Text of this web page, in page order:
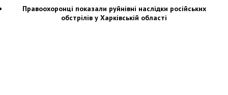
Правоохоронці показали руйнівні наслідки російських
обстрілів у Харківській області